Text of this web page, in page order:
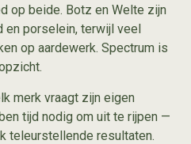
op beide. Botz en Welte zijn
porselein, terwijl veel
op aardewerk. Spectrum is
merk vraagt zijn eigen
tijd nodig om uit te rijpen —
teleurstellende resultaten.